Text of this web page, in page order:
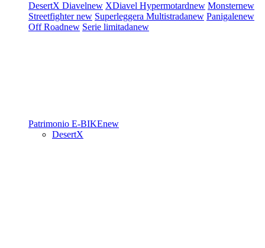
DesertX Diavelnew XDiavel Hypermotardnew Monsternew
Streetfighternew Superleggera Multistradanew Panigalenew
Off Roadnew Serie limitadanew
Patrimonio E-BIKEnew
DesertX